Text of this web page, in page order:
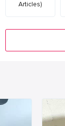
Articles)